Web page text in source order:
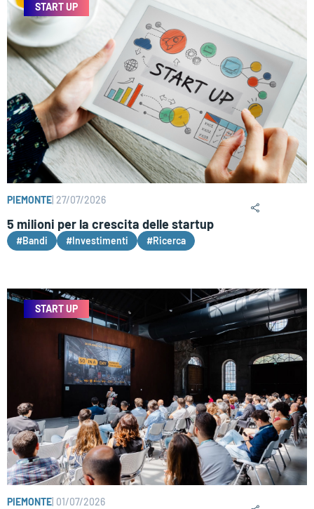
START UP
PIEMONTE 27/07/2026
5 milioni per la crescita delle startup
#Bandi #Investimenti #Ricerca
START UP
PIEMONTE 01/07/2026